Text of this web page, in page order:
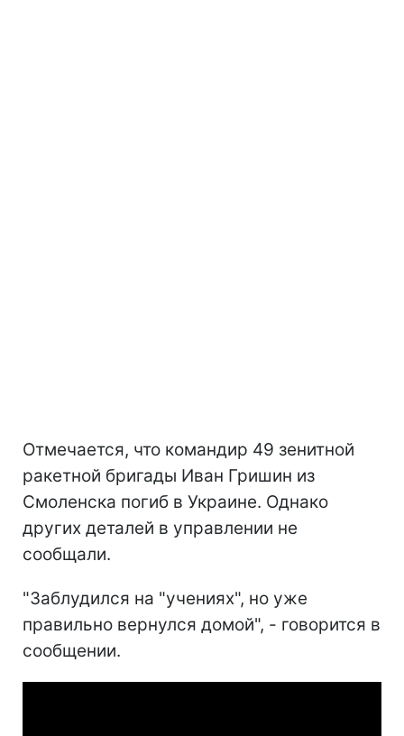
Отмечается, что командир 49 зенитной
ракетной бригады Иван Гришин из
Смоленска погиб в Украине. Однако
других деталей в управлении не
сообщали.
"Заблудился на "учениях", но уже
правильно вернулся домой", - говорится в
сообщении.